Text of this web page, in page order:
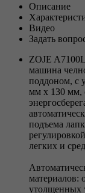
Описание
Видео
Задать
ZOJE
машина
поддоном, c
мм х 130 мм,
подъема
легких и
материалов:
утолщенных